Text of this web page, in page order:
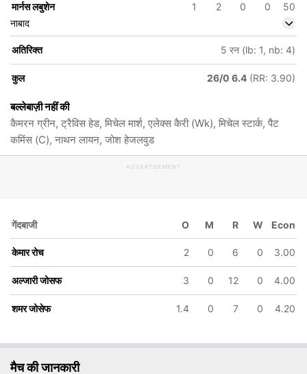
मार्नस लबुशेन 1 2 0 0
50
नाबाद
अतिरिक्त 5 रन (lb: 1, nb: 4)
कुल 26/0 6.4 (RR: 3.90)
बल्लेबाज़ी नहीं की
कैमरन ग्रीन, ट्रैविस हेड, मिचेल मार्श, एलेक्स कैरी (Wk), मिचेल स्टार्क, पैट
कमिंस (C), नाथन लायन, जोश हेजलवुड
ADVERTISEMENT
गेंदबाजी O M R W Econ
केमार रोच 2 0 6 0 3.00
अल्जारी जोसफ 3 0 12 0 4.00
शमर जोसेफ 1.4 0 7 0 4.20
मैच की जानकारी